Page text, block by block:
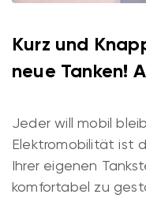
Kurz und
neue Tanken!
Jeder will mobil
Elektromobilität ist
Ihrer eigenen
komfortabel zu